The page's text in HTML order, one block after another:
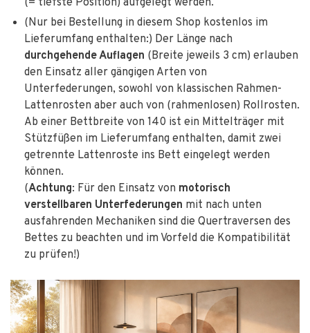
(Nur bei Bestellung in diesem Shop kostenlos im
Lieferumfang enthalten:) Der Länge nach
durchgehende Auflagen (Breite jeweils 3 cm) erlauben
den Einsatz aller gängigen Arten von
Unterfederungen, sowohl von klassischen Rahmen-
Lattenrosten aber auch von (rahmenlosen) Rollrosten.
Ab einer Bettbreite von 140 ist ein Mittelträger mit
Stützfüßen im Lieferumfang enthalten, damit zwei
getrennte Lattenroste ins Bett eingelegt werden
können.
(Achtung: Für den Einsatz von motorisch
verstellbaren Unterfederungen mit nach unten
ausfahrenden Mechaniken sind die Quertraversen des
Bettes zu beachten und im Vorfeld die Kompatibilität
zu prüfen!)